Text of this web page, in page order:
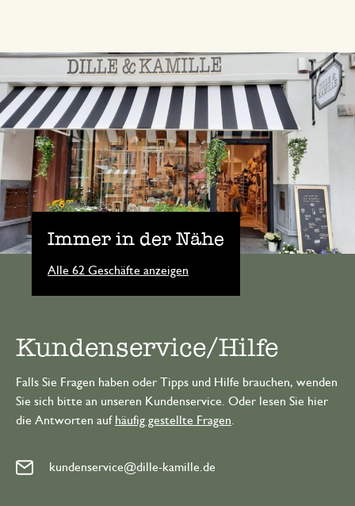
Immer in der Nähe
Alle 62 Geschäfte anzeigen
Kundenservice/Hilfe
Falls Sie Fragen haben oder Tipps und Hilfe brauchen, wenden
Sie sich bitte an unseren Kundenservice. Oder lesen Sie hier
die Antworten auf häufig gestellte Fragen
kundenservice@dille-kamille.de